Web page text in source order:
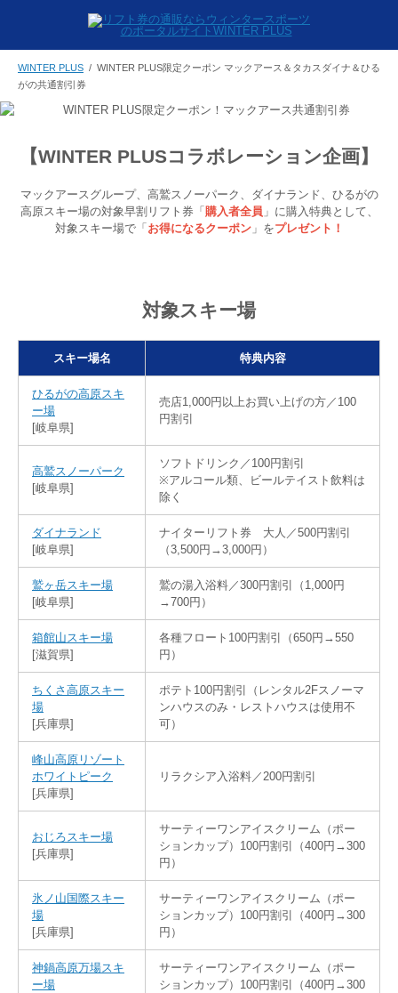
WINTER PLUS / WINTER PLUS限定クーポン マックアース＆タカスダイナ＆ひる
がの共通割引券
【WINTER PLUSコラボレーション企画】
マックアースグループ、高鷲スノーパーク、ダイナランド、ひるがの
高原スキー場の対象早割リフト券「 購入者全員 」に購入特典として、
対象スキー場で「 お得になるクーポン」をプレゼント！
対象スキー場
スキー場名 特典内容
ひるがの高原スキ
ー場
[岐阜県]
売店1,000円以上お買い上げの方／100
円割引
高鷲スノーパーク
[岐阜県]
ソフトドリンク／100円割引
※アルコール類、ビールテイスト飲料は
除く
ダイナランド
[岐阜県]
ナイターリフト券 大人／500円割引
（3,500円→3,000円）
鷲ヶ岳スキー場
[岐阜県]
鷲の湯入浴料／300円割引（1,000円
→700円）
箱館山スキー場
[滋賀県]
各種フロート100円割引（650円→550
円）
ちくさ高原スキー
場
[兵庫県]
ポテト100円割引（レンタル2Fスノーマ
ンハウスのみ・レストハウスは使用不
可）
峰山高原リゾート
ホワイトピーク
[兵庫県]
リラクシア入浴料／200円割引
おじろスキー場
[兵庫県]
サーティーワンアイスクリーム（ポー
ションカップ）100円割引（400円→300
円）
氷ノ山国際スキー
場
[兵庫県]
サーティーワンアイスクリーム（ポー
ションカップ）100円割引（400円→300
円）
神鍋高原万場スキ
ー場
サーティーワンアイスクリーム（ポー
ションカップ）100円割引（400円→300